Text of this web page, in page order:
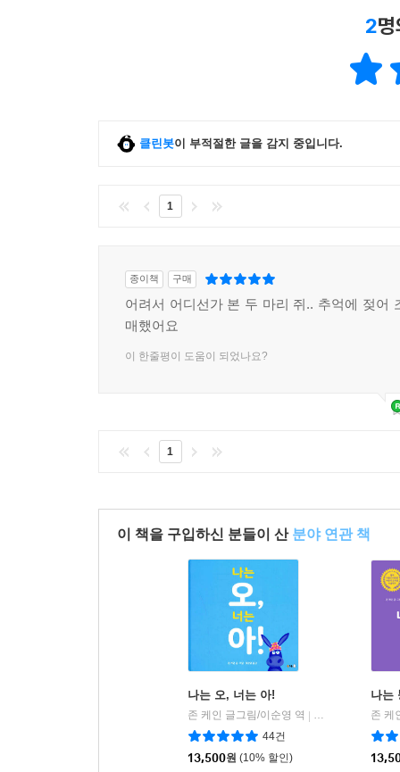
2
클린봇이 부적절한 글을 감지 중입니다.
1
종이책 구매
어려서 어디선가 본 두 마리 쥐.. 추억에 젖어
매했어요
이 한줄평이 도움이 되었나요?
1
이 책을 구입하신 분들이 산 분야 연관 책
나는 오, 너는 아!
존 케인 글그림/이순영 역
북극곰
44건
13,500원 (10% 할인)
나는
존 케